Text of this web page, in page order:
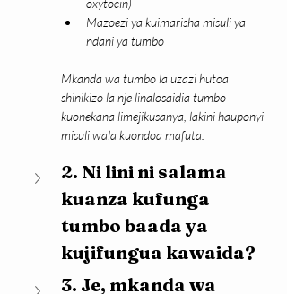
oxytocin)
Mazoezi ya kuimarisha misuli ya
ndani ya tumbo
Mkanda wa tumbo la uzazi hutoa
shinikizo la nje linalosaidia tumbo
kuonekana limejikusanya, lakini hauponyi
misuli wala kuondoa mafuta.
2. Ni lini ni salama
kuanza kufunga
tumbo baada ya
kujifungua kawaida?
3. Je, mkanda wa